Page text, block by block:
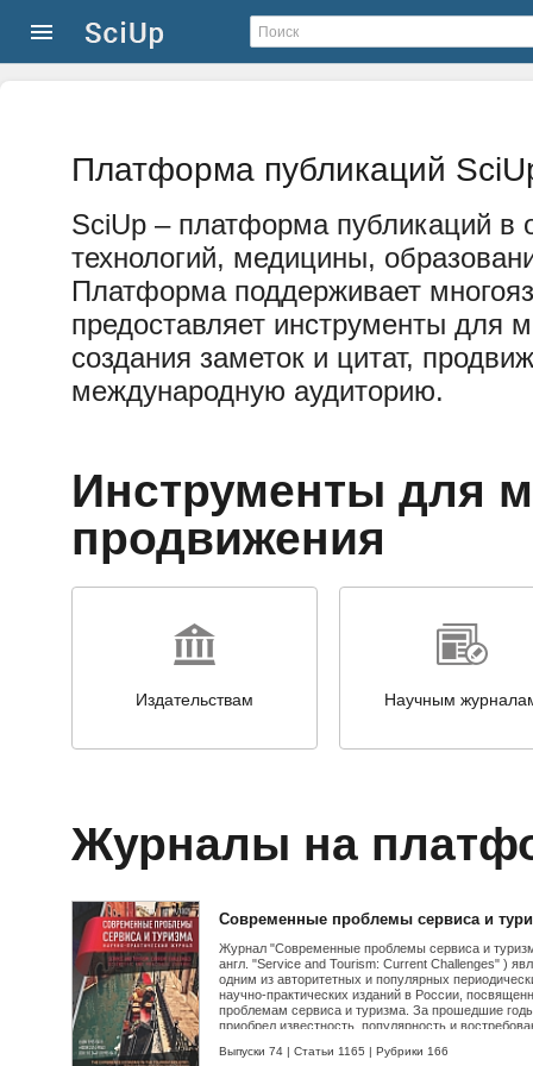
Платформа публикаций
SciUp – платформа публикаций в
технологий, медицины,
Платформа поддерживает
предоставляет инструменты для
создания заметок и цитат,
международную аудиторию.
Инструменты для
продвижения
Издательствам Научным
Журналы на
Современные проблемы сервиса и
Журнал "Современные проблемы сервиса и
англ. "Service and Tourism: Current Challenges" )
одним из авторитетных и популярных
научно-практических изданий в России,
проблемам сервиса и туризма. За прошедшие
приобрел известность, популярность и
трансформации как российского, так и мирового
Выпуски 74 | Статьи 1165 | Рубрики 166